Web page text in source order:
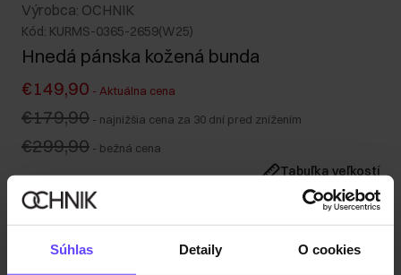
Súhlas Detaily O cookies
Výrobca: OCHNIK
Kód: KURMS-0365-2659(W25)
Hnedá pánska kožená bunda
€149,90 - Aktuálna cena
€179,90 - najnižšia cena za 30 dní pred znížením
€299,90 - bežná cena
Tabuľka veľkostí
Vyberte veľkosť
Odoslanie do 1 pracovného dňa